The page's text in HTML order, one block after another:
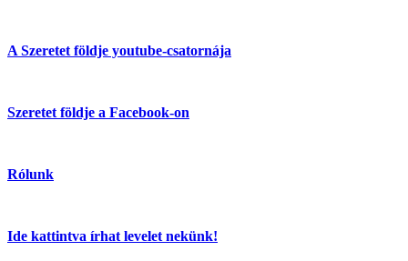
A Szeretet földje youtube-csatornája
Szeretet földje a Facebook-on
Rólunk
Ide kattintva írhat levelet nekünk!